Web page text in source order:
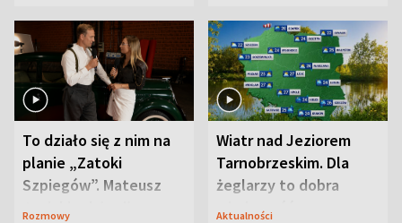
To działo się z nim na
planie „Zatoki
Szpiegów”. Mateusz
Janicki odsłonił
Rozmowy
Wiatr nad Jeziorem
Tarnobrzeskim. Dla
żeglarzy to dobra
wiadomość
Aktualności